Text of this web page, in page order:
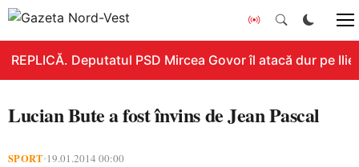
REPLICĂ. Deputatul PSD Mircea Govor îl atacă dur pe
Lucian Bute a fost învins de Jean Pascal
SPORT•19.01.2014 00:00